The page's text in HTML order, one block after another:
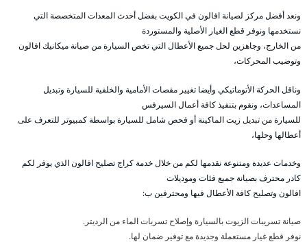
ونعد أفضل مركز لصيانة افالون في الكويت بفضل أحدث المعدات المتخصصة التي
نستخدمها ونوفر قطع الغيار الأصلية والمستوردة
من الخارج، وجاهزين لحل جميع الأعطال التي تخص السيارة من صيانة ميكانيك افالون
وتوضيب المحركات،
وناقل الحركة الأتوماتيكي وأيضا تغيير مقصات الأمامية والخلفية للسيارة وتبديل
المساعدات، ونقوم بتنفيذ كافة أعمال السيرفس
للسيارة من تبديل زيت الماكينة أو فحص شامل للسيارة بواسطة كمبيوتر للتعرف على
أعطالها وحلها،
وخدمات عديدة ومتنوعة نقدمها لكم من خلال خدمة كراج تصليح افالون الذي يوفر لكم
كادر محترف بصيانة جميع فئات وموديلات
افالون وتصليح كافة الأعطال فيها ومحترفين ب:
صيانة تسريبات الزيوت بالسيارة وإصلاح تسربات الماء من الرديتر.
نوفر قطع غيار مستعملة وجديدة مع توفير ضمان لها.